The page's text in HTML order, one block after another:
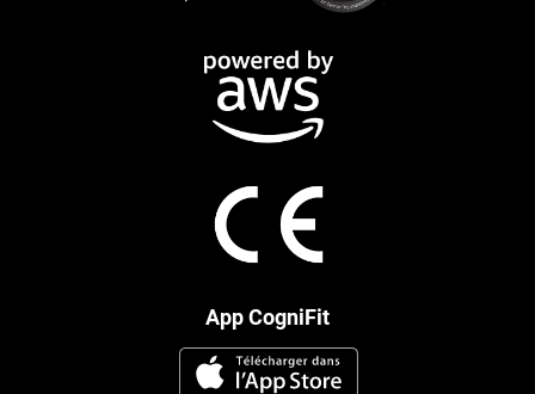
App CogniFit